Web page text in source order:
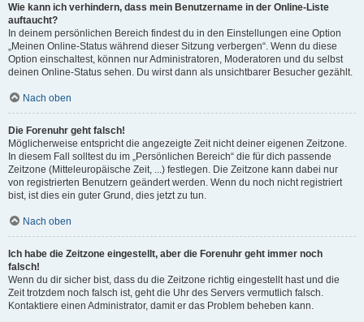
Wie kann ich verhindern, dass mein Benutzername in der Online-Liste
auftaucht?
In deinem persönlichen Bereich findest du in den Einstellungen eine Option
„Meinen Online-Status während dieser Sitzung verbergen“. Wenn du diese
Option einschaltest, können nur Administratoren, Moderatoren und du selbst
deinen Online-Status sehen. Du wirst dann als unsichtbarer Besucher gezählt.
Nach oben
Die Forenuhr geht falsch!
Möglicherweise entspricht die angezeigte Zeit nicht deiner eigenen Zeitzone.
In diesem Fall solltest du im „Persönlichen Bereich“ die für dich passende
Zeitzone (Mitteleuropäische Zeit, ...) festlegen. Die Zeitzone kann dabei nur
von registrierten Benutzern geändert werden. Wenn du noch nicht registriert
bist, ist dies ein guter Grund, dies jetzt zu tun.
Nach oben
Ich habe die Zeitzone eingestellt, aber die Forenuhr geht immer noch
falsch!
Wenn du dir sicher bist, dass du die Zeitzone richtig eingestellt hast und die
Zeit trotzdem noch falsch ist, geht die Uhr des Servers vermutlich falsch.
Kontaktiere einen Administrator, damit er das Problem beheben kann.